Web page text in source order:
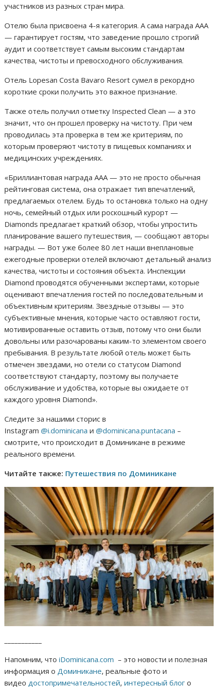
участников из разных стран мира.
Отелю была присвоена 4-я категория. А сама награда ААА
— гарантирует гостям, что заведение прошло строгий
аудит и соответствует самым высоким стандартам
качества, чистоты и превосходного обслуживания.
Отель Lopesan Costa Bavaro Resort сумел в рекордно
короткие сроки получить это важное признание.
Также отель получил отметку Inspected Clean — а это
значит, что он прошел проверку на чистоту. При чем
проводилась эта проверка в тем же критериям, по
которым проверяют чистоту в пищевых компаниях и
медицинских учреждениях.
«Бриллиантовая награда ААА — это не просто обычная
рейтинговая система, она отражает тип впечатлений,
предлагаемых отелем. Будь то остановка только на одну
ночь, семейный отдых или роскошный курорт —
Diamonds предлагает краткий обзор, чтобы упростить
планирование вашего путешествия, — сообщают авторы
награды. — Вот уже более 80 лет наши внеплановые
ежегодные проверки отелей включают детальный анализ
качества, чистоты и состояния объекта. Инспекции
Diamond проводятся обученными экспертами, которые
оценивают впечатления гостей по последовательным и
объективным критериям. Звездные отзывы — это
субъективные мнения, которые часто оставляют гости,
мотивированные оставить отзыв, потому что они были
довольны или разочарованы каким-то элементом своего
пребывания. В результате любой отель может быть
отмечен звездами, но отели со статусом Diamond
соответствуют стандарту, поэтому вы получаете
обслуживание и удобства, которые вы ожидаете от
каждого уровня Diamond».
Следите за нашими сторис в
Instagram@i.dominicana и@dominicana.puntacana –
смотрите, что происходит в Доминикане в режиме
реального времени.
Читайте также: Путешествия по Доминикане
Напомним, чтоiDominicana.com – это новости и полезная
информация о Доминикане, реальные фото и
видео достопримечательностей,интересный блог о